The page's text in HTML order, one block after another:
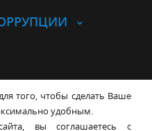
сайта
того, чтобы сделать Ваше
удобным.
вы соглашаетесь с